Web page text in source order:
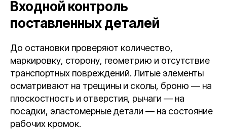
Входной контроль
поставленных деталей
До остановки проверяют количество,
маркировку, сторону, геометрию и отсутствие
транспортных повреждений. Литые элементы
осматривают на трещины и сколы, броню — на
плоскостность и отверстия, рычаги — на
посадки, эластомерные детали — на состояние
рабочих кромок.